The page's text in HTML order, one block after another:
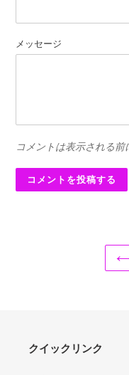
メッセージ
コメントは表示される前
クイックリンク